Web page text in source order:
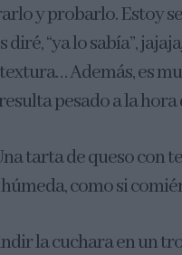
y probarlo. Estoy
“ya lo sabía”,
Además, es
pesado a la
tarta de queso con
como si
la cuchara en un